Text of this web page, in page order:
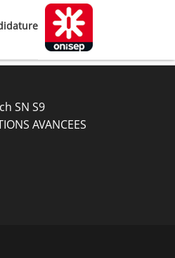
SN S9
AVANCEES